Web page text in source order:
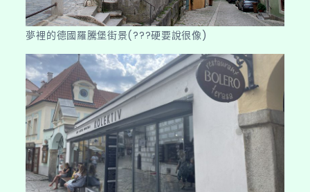
夢裡的德國羅騰堡街景(???硬要說很像)